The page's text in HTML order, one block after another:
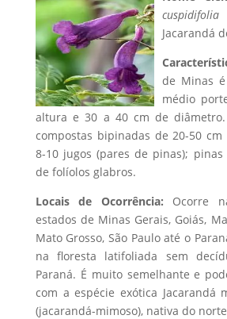
cuspidifolia
Jacarandá
de Minas
médio
altura e 30 a 40 cm de
compostas bipinadas de 20-50
8-10 jugos (pares de pinas); pinas
de folíolos glabros.
Locais de Ocorrência: Ocorre
estados de Minas Gerais, Goiás,
Mato Grosso, São Paulo até o
na floresta latifoliada sem
Paraná. É muito semelhante e
com a espécie exótica Jacarandá
(jacarandá-mimoso), nativa do